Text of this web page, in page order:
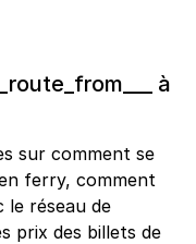
à
sur comment se
ferry, comment
le réseau de
prix des billets de